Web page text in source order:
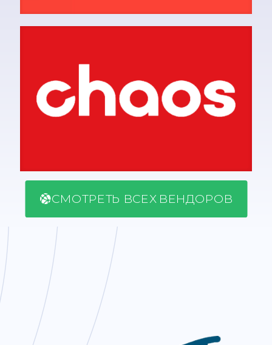
СМОТРЕТЬ ВСЕХ ВЕНДОРОВ